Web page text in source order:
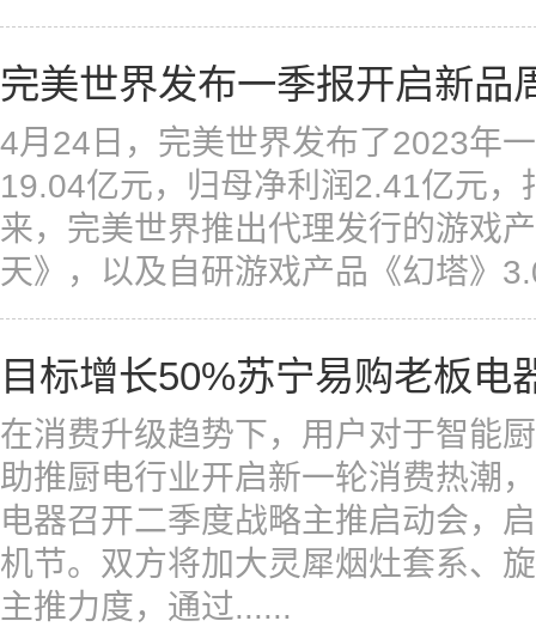
完美世界发布一季报开启新品
4月24日，完美世界发布了2023年
19.04亿元，归母净利润2.41亿元
来，完美世界推出代理发行的游戏
天》，以及自研游戏产品《幻塔》
目标增长50%苏宁易购老板电
在消费升级趋势下，用户对于智能
助推厨电行业开启新一轮消费热潮
电器召开二季度战略主推启动会，
机节。双方将加大灵犀烟灶套系、
主推力度，通过......